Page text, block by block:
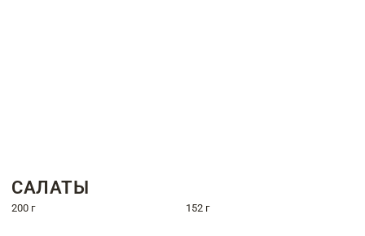
САЛАТЫ
200 г 152 г